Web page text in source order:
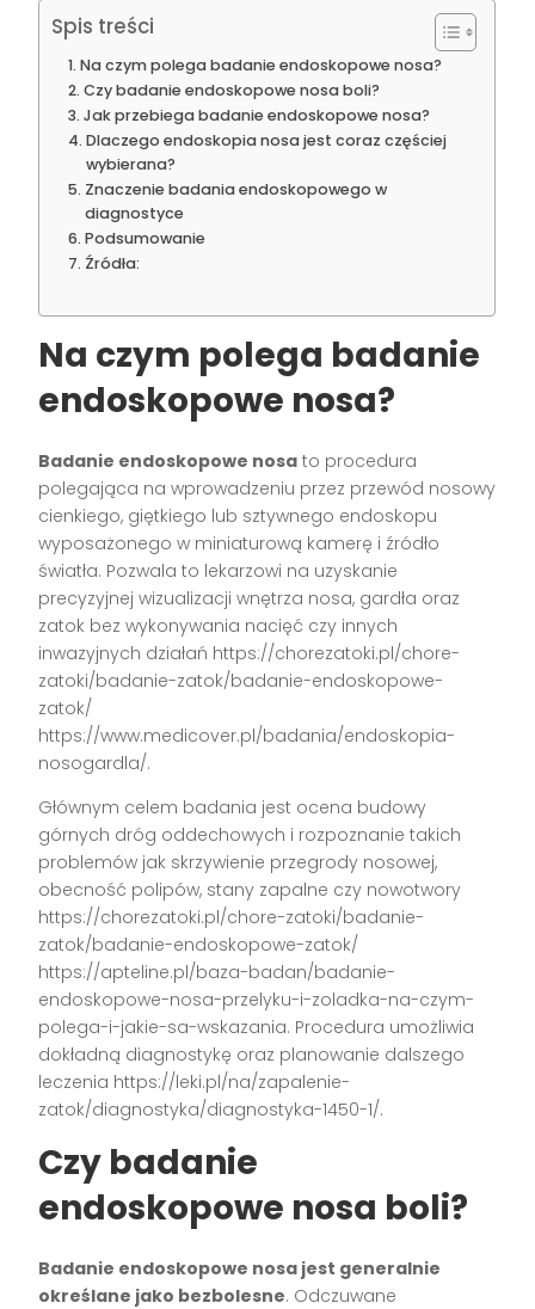
Spis treści
Na czym polega badanie endoskopowe nosa?
Czy badanie endoskopowe nosa boli?
Jak przebiega badanie endoskopowe nosa?
Dlaczego endoskopia nosa jest coraz częściej
wybierana?
Znaczenie badania endoskopowego w
diagnostyce
Podsumowanie
Źródła:
Na czym polega badanie
endoskopowe nosa?
Badanie endoskopowe nosa to procedura
polegająca na wprowadzeniu przez przewód nosowy
cienkiego, giętkiego lub sztywnego endoskopu
wyposażonego w miniaturową kamerę i źródło
światła. Pozwala to lekarzowi na uzyskanie
precyzyjnej wizualizacji wnętrza nosa, gardła oraz
zatok bez wykonywania nacięć czy innych
inwazyjnych działań https://chorezatoki.pl/chore-
zatoki/badanie-zatok/badanie-endoskopowe-
zatok/
https://www.medicover.pl/badania/endoskopia-
nosogardla/.
Głównym celem badania jest ocena budowy
górnych dróg oddechowych i rozpoznanie takich
problemów jak skrzywienie przegrody nosowej,
obecność polipów, stany zapalne czy nowotwory
https://chorezatoki.pl/chore-zatoki/badanie-
zatok/badanie-endoskopowe-zatok/
https://apteline.pl/baza-badan/badanie-
endoskopowe-nosa-przelyku-i-zoladka-na-czym-
polega-i-jakie-sa-wskazania. Procedura umożliwia
dokładną diagnostykę oraz planowanie dalszego
leczenia https://leki.pl/na/zapalenie-
zatok/diagnostyka/diagnostyka-1450-1/.
Czy badanie
endoskopowe nosa boli?
Badanie endoskopowe nosa jest generalnie
określane jako bezbolesne. Odczuwane